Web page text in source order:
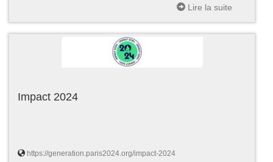
Lire la suite
Impact 2024
https://generation.paris2024.org/impact-2024